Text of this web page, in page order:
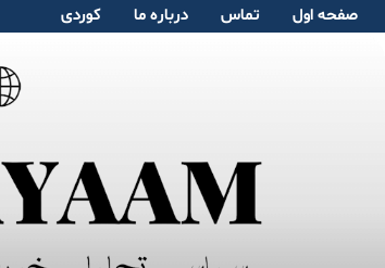
صفحە اول تماس دربارە ما کوردی